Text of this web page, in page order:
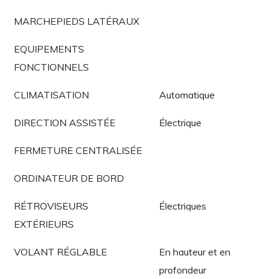
MARCHEPIEDS LATÉRAUX
EQUIPEMENTS
FONCTIONNELS
CLIMATISATION Automatique
DIRECTION ASSISTÉE Électrique
FERMETURE CENTRALISÉE
ORDINATEUR DE BORD
RÉTROVISEURS
EXTÉRIEURS
Électriques
VOLANT RÉGLABLE
En hauteur et en
profondeur